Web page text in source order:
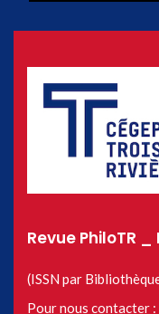
Revue PhiloTR _
(ISSN par
Pour nous contacter :